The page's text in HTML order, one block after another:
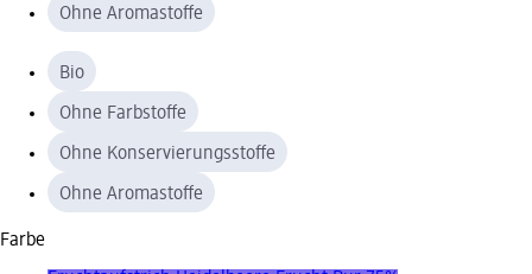
Ohne Aromastoffe
Bio
Ohne Farbstoffe
Ohne Konservierungsstoffe
Ohne Aromastoffe
Farbe